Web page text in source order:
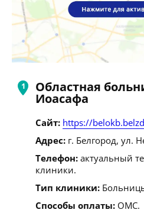
Областная
Иоасафа
Сайт: https://
Адрес: г. Белгород, ул.
Телефон: актуальный
клиники.
Тип клиники:
Способы оплаты: ОМС.